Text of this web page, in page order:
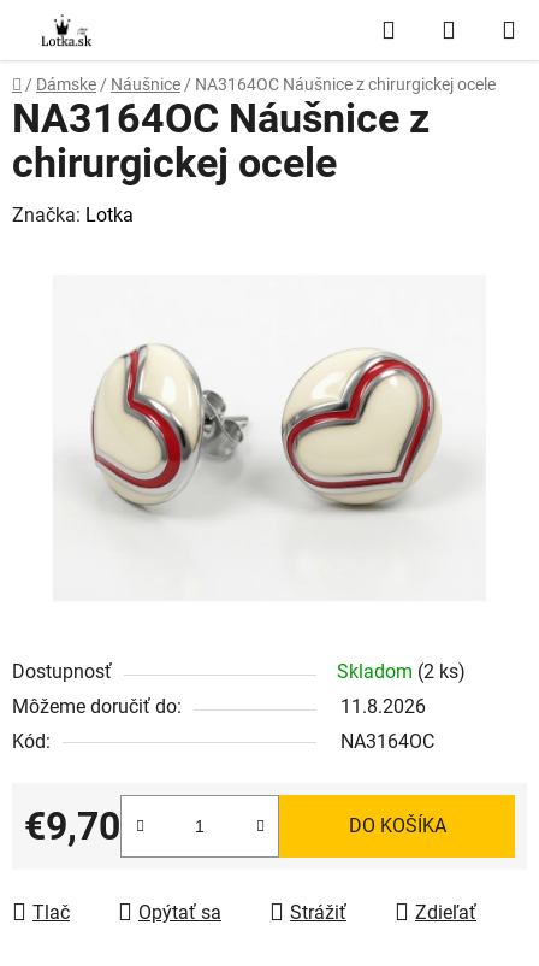
obsah
Hľadať
KOŠÍK
Domov
/ Dámske / Náušnice / NA3164OC Náušnice z chirurgickej ocele
Dostupnosť Skladom (2 ks)
Môžeme doručiť do:
11.8.2026
Kód:
NA3164OC
€9,70
Jednotková cena:
DO KOŠÍKA
Tlač Opýtať sa Strážiť Zdieľať
NA3164OC Náušnice z
chirurgickej ocele
Značka: Lotka